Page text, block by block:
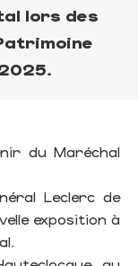
lors des
du Maréchal
Leclerc de
exposition à